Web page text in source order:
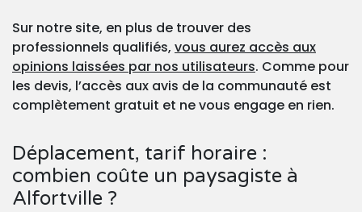
Sur notre site, en plus de trouver des
professionnels qualifiés, vous aurez accès aux
opinions laissées par nos utilisateurs. Comme pour
les devis, l’accès aux avis de la communauté est
complètement gratuit et ne vous engage en rien.
Déplacement, tarif horaire :
combien coûte un paysagiste à
Alfortville ?